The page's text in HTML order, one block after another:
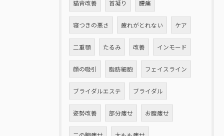
猫背改善 首凝り 腰痛
寝つきの悪さ 疲れがとれない ケア
二重顎 たるみ 改善 インモード
顔の吸引 脂肪細胞 フェイスライン
ブライダルエステ ブライダル
姿勢改善 部分痩せ お腹痩せ